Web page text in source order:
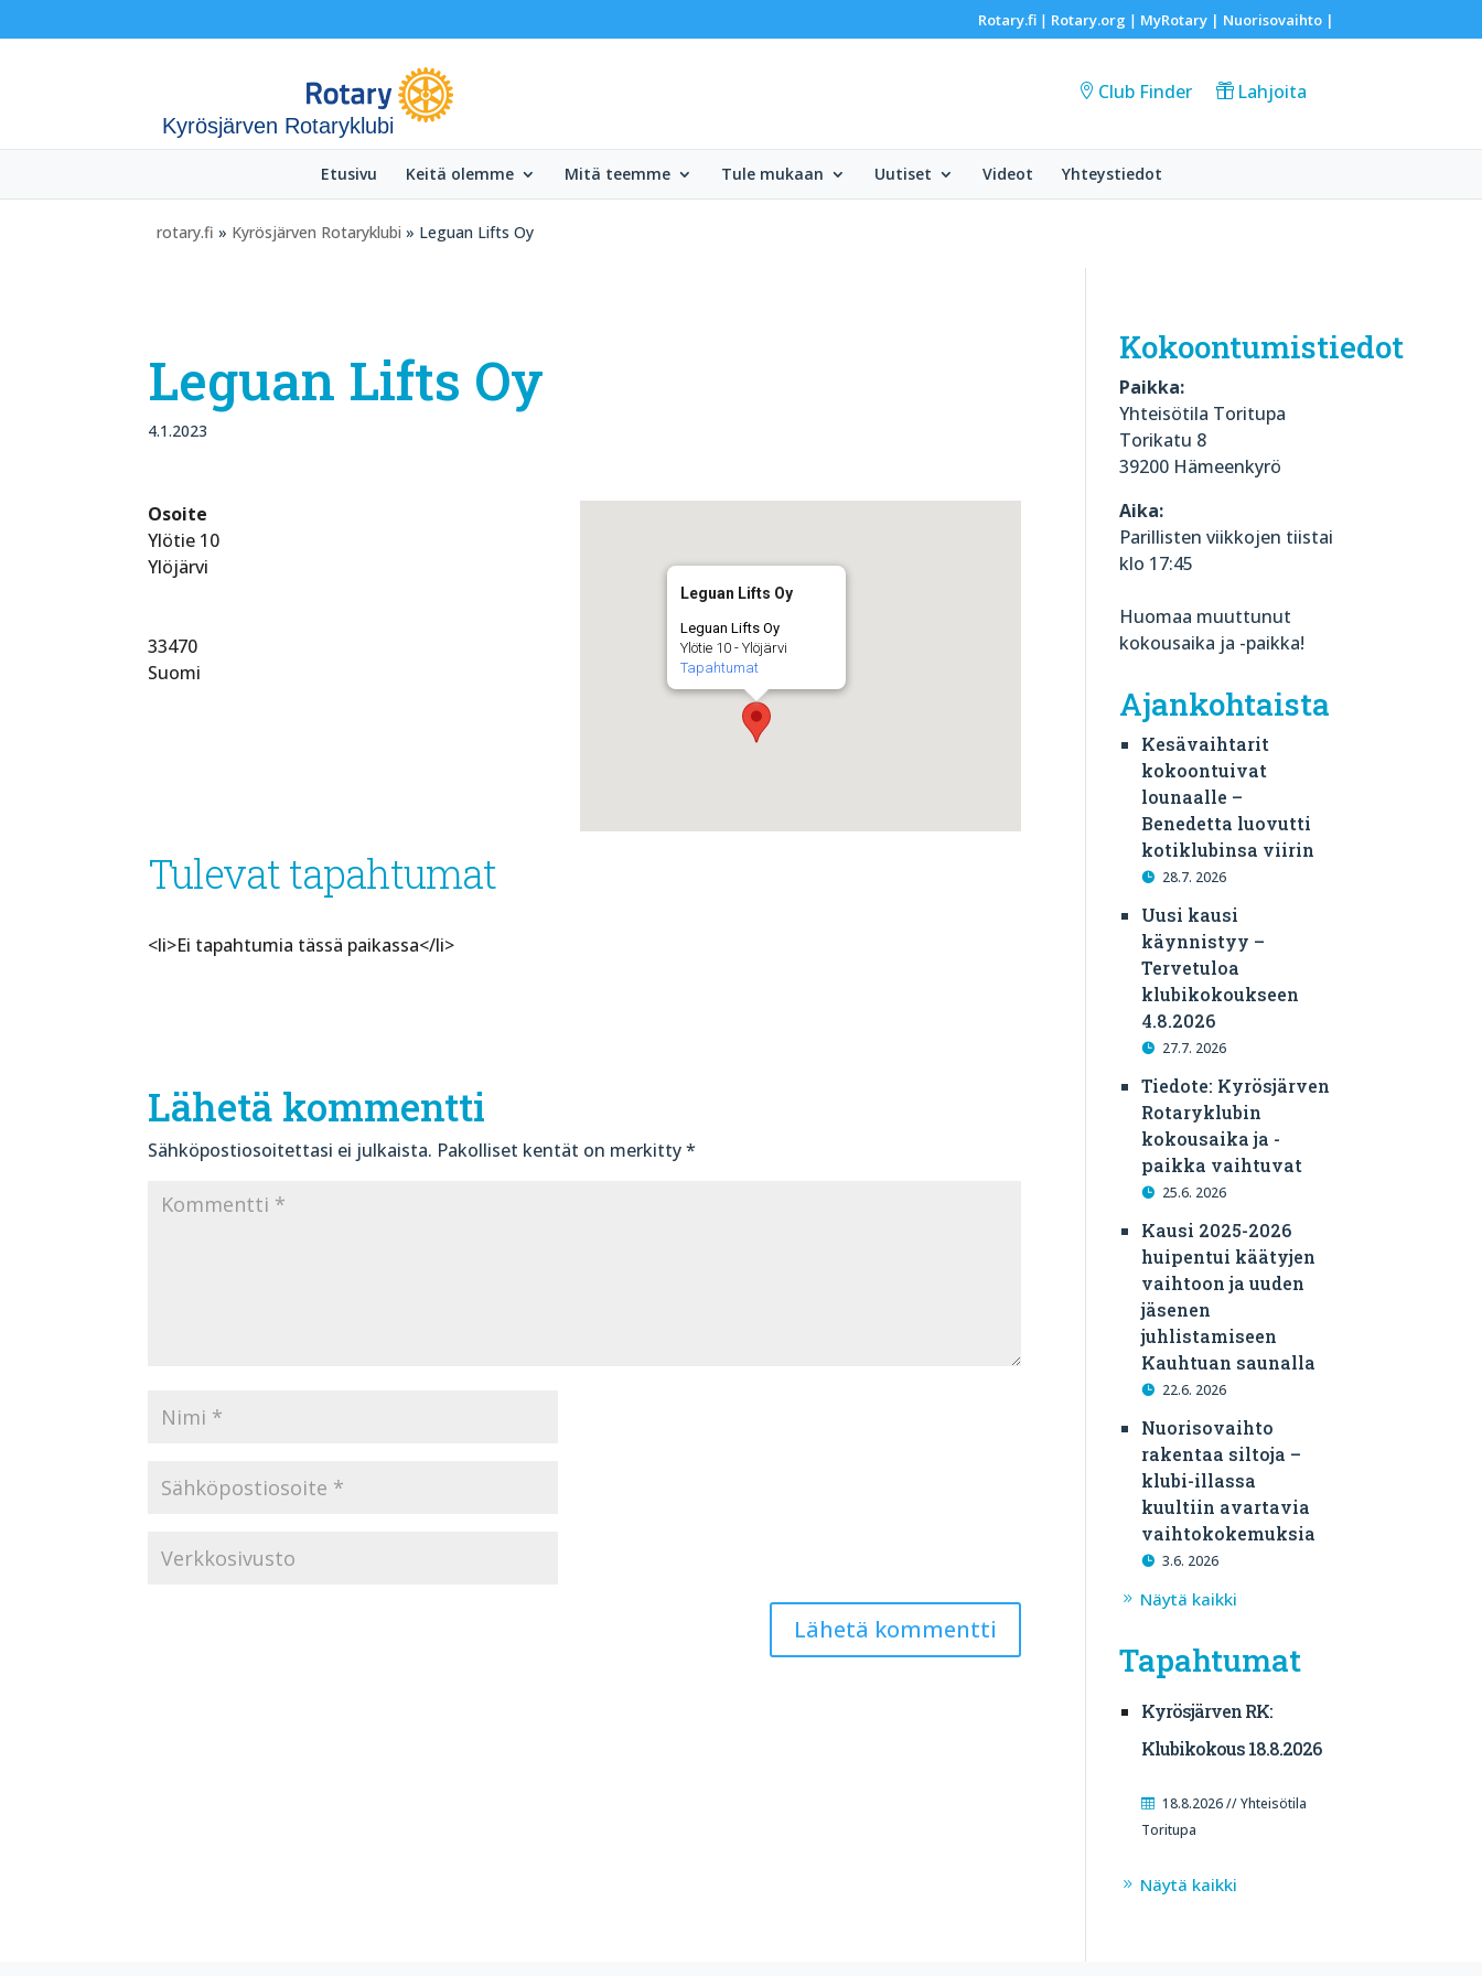
Rotary.fi| Rotary.org | MyRotary | Nuorisovaihto|
Kyrösjärven Rotaryklubi
Club Finder Lahjoita
Etusivu Keitä olemme Mitä teemme Tule mukaan Uutiset Videot Yhteystiedot
rotary.fi » Kyrösjärven Rotaryklubi » Leguan Lifts Oy
Leguan Lifts Oy
4.1.2023
Leguan Lifts Oy
Leguan Lifts Oy
Ylötie 10 - Ylöjärvi
Tapahtumat
Osoite
Ylötie 10
Ylöjärvi
33470
Suomi
Tulevat tapahtumat
<li>Ei tapahtumia tässä paikassa</li>
Lähetä kommentti
Sähköpostiosoitettasi ei julkaista. Pakolliset kentät on merkitty*
Kokoontumistiedot
Paikka:
Yhteisötila Toritupa
Torikatu 8
39200 Hämeenkyrö
Aika:
Parillisten viikkojen tiistai
klo 17:45
Huomaa muuttunut
kokousaika ja -paikka!
Ajankohtaista
Kesävaihtarit
kokoontuivat
lounaalle –
Benedetta luovutti
kotiklubinsa viirin
28.7. 2026
Uusi kausi
käynnistyy –
Tervetuloa
klubikokoukseen
4.8.2026
27.7. 2026
Tiedote: Kyrösjärven
Rotaryklubin
kokousaika ja -
paikka vaihtuvat
25.6. 2026
Kausi 2025-2026
huipentui käätyjen
vaihtoon ja uuden
jäsenen
juhlistamiseen
Kauhtuan saunalla
22.6. 2026
Nuorisovaihto
rakentaa siltoja –
klubi-illassa
kuultiin avartavia
vaihtokokemuksia
3.6. 2026
Näytä kaikki
Tapahtumat
Kyrösjärven RK:
Klubikokous 18.8.2026
18.8.2026 // Yhteisötila
Toritupa
Näytä kaikki